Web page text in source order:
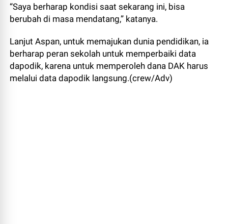
“Saya berharap kondisi saat sekarang ini, bisa
berubah di masa mendatang,” katanya.
Lanjut Aspan, untuk memajukan dunia pendidikan, ia
berharap peran sekolah untuk memperbaiki data
dapodik, karena untuk memperoleh dana DAK harus
melalui data dapodik langsung.(crew/Adv)